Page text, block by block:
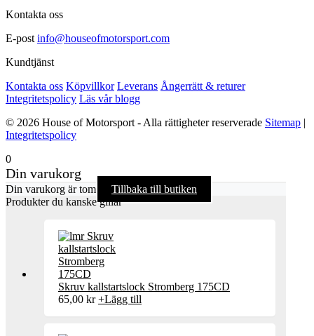
Kontakta oss
E-post info@houseofmotorsport.com
Kundtjänst
Kontakta oss Köpvillkor Leverans Ångerrätt & returer
Integritetspolicy Läs vår blogg
© 2026 House of Motorsport - Alla rättigheter reserverade Sitemap |
Integritetspolicy
0
Din varukorg
Din varukorg är tom
Tillbaka till butiken
Produkter du kanske gillar
Skruv kallstartslock Stromberg 175CD
65,00 kr +Lägg till